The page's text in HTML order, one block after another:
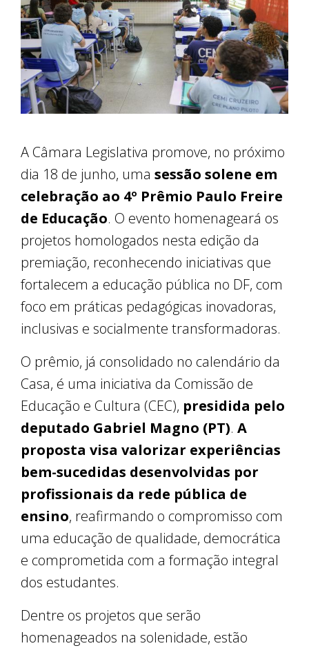
A Câmara Legislativa promove, no próximo
dia 18 de junho, uma sessão solene em
celebração ao 4º Prêmio Paulo Freire
de Educação. O evento homenageará os
projetos homologados nesta edição da
premiação, reconhecendo iniciativas que
fortalecem a educação pública no DF, com
foco em práticas pedagógicas inovadoras,
inclusivas e socialmente transformadoras.
O prêmio, já consolidado no calendário da
Casa, é uma iniciativa da Comissão de
Educação e Cultura (CEC), presidida pelo
deputado Gabriel Magno (PT). A
proposta visa valorizar experiências
bem-sucedidas desenvolvidas por
profissionais da rede pública de
ensino, reafirmando o compromisso com
uma educação de qualidade, democrática
e comprometida com a formação integral
dos estudantes.
Dentre os projetos que serão
homenageados na solenidade, estão